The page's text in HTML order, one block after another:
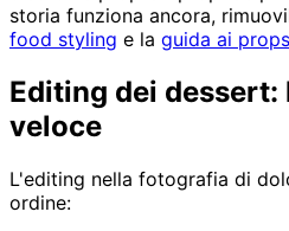
storia funziona ancora,
food styling e la guida ai props
Editing dei
veloce
L'editing nella fotografia di
ordine: